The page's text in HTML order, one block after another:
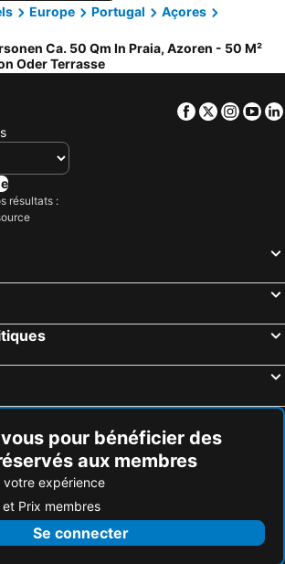
Europe Portugal
Açores
Ca. 50 Qm In Praia, Azoren - 50 M²
Oder Terrasse
Facebook
Twitter
résultats :
pour bénéficier des
aux membres
votre expérience
Prix membres
Se connecter